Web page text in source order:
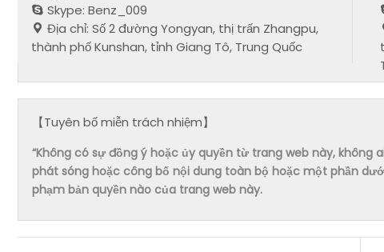
Skype: Benz_009
Địa chỉ: Số 2 đường Yongyan, thị trấn Zhangpu,
thành phố Kunshan, tỉnh Giang Tô, Trung Quốc
【Tuyên bố miễn trách nhiệm】
“Không có sự đồng ý hoặc ủy quyền từ trang web này, không
phát sóng hoặc công bố nội dung toàn bộ hoặc một phần
phạm bản quyền nào của trang web này.